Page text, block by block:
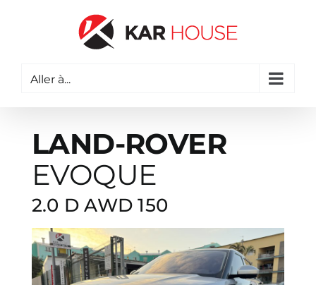
Aller à...
LAND-ROVER
EVOQUE
2.0 D AWD 150